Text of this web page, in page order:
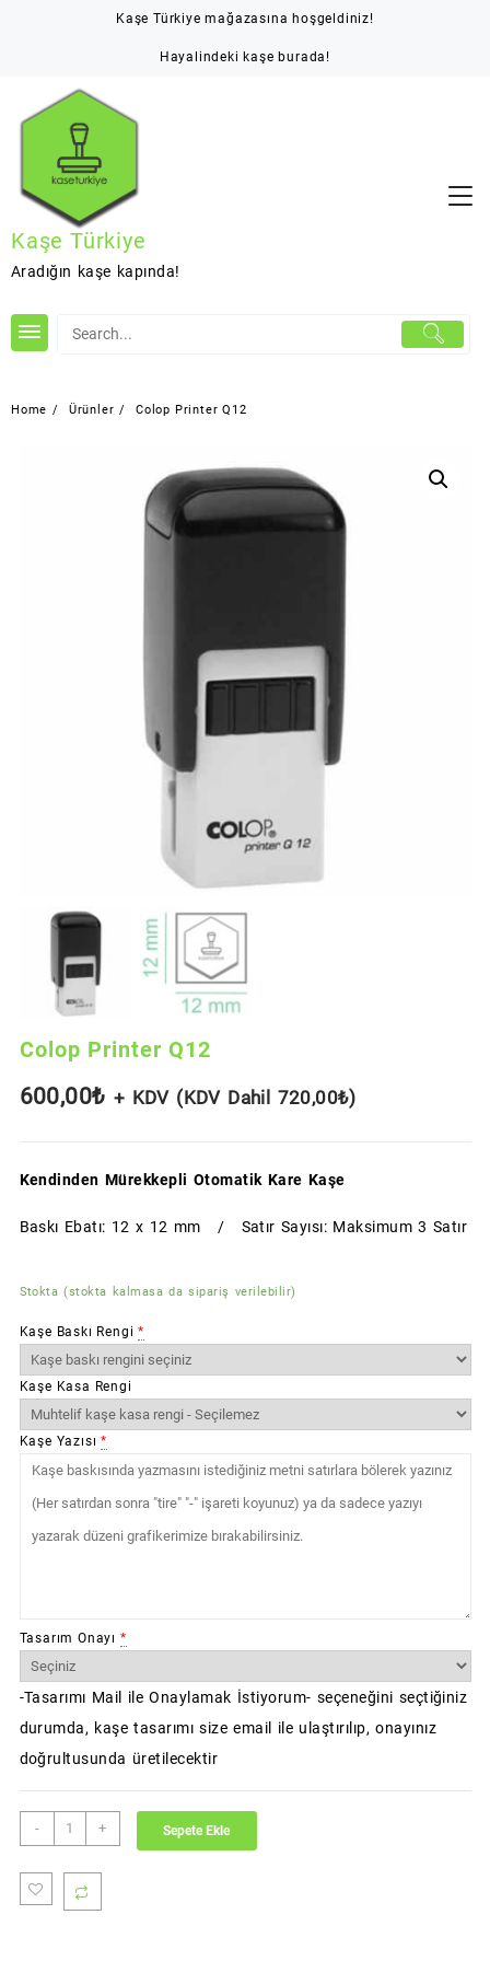
Kaşe Türkiye mağazasına hoşgeldiniz!
Hayalindeki kaşe burada!
Kaşe Türkiye
Aradığın kaşe kapında!
Home Ürünler Colop Printer Q12
Colop Printer Q12
600,00₺ + KDV (KDV Dahil 720,00₺)
Kendinden Mürekkepli Otomatik Kare Kaşe
Baskı Ebatı: 12 x 12 mm / Satır Sayısı: Maksimum 3 Satır
Stokta (stokta kalmasa da sipariş verilebilir)
Kaşe Baskı Rengi *
Kaşe Kasa Rengi
Kaşe Yazısı *
Tasarım Onayı *
-Tasarımı Mail ile Onaylamak İstiyorum- seçeneğini seçtiğiniz
durumda, kaşe tasarımı size email ile ulaştırılıp, onayınız
doğrultusunda üretilecektir
-
Colop
Printer
adet
+ Sepete Ekle